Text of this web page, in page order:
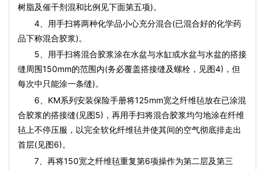
树脂及催干剂混和比例见下面第五项)。
4、用手扫将两种化学品小心充分混合(已混合好的化学药
品下称混合胶浆)。
5、用手扫将混合胶浆涂在水盆与水缸或水盆与水盆的搭接
缝周围150mm的范围内(务必覆盖搭接缝及螺栓，见图4)，但
每次中只能涂一条缝)。
6、KM系列安装保险手册将125mm宽之纤维毡放在已涂混
合胶浆的搭接缝(见图5)，再用手扫将混合胶浆均匀地涂在纤维
毡上不停压服，以完全软化纤维毡并使其间的空气彻底排走出
首层(见图6)。
7、再将150宽之纤维毡重复第6项操作为第二层及第三